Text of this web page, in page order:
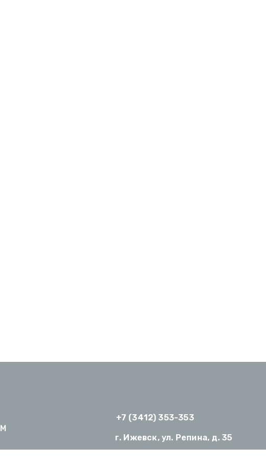
+7 (3412) 353-353
г. Ижевск, ул. Репина, д. 35